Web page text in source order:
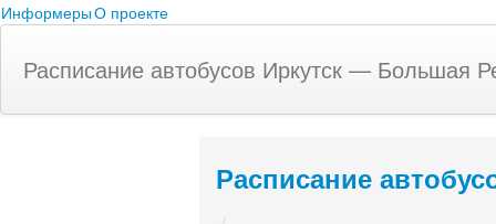
ИнформерыО проекте
Расписание автобусов Иркутск — Большая
Расписание